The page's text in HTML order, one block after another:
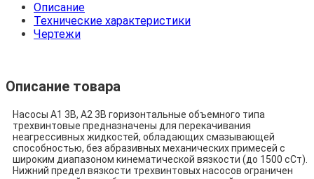
Описание
Технические характеристики
Чертежи
Описание товара
Насосы А1 3В, А2 3В горизонтальные объемного типа
трехвинтовые предназначены для перекачивания
неагрессивных жидкостей, обладающих смазывающей
способностью, без абразивных механических примесей с
широким диапазоном кинематической вязкости (до 1500 cСт).
Нижний предел вязкости трехвинтовых насосов ограничен